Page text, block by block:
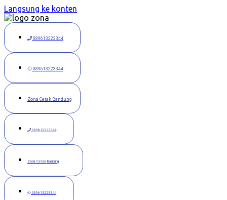
Langsung ke konten
089613223344
089613223344
Zona Cetak Bandung
089613223344
Zona Cetak Bandung
089613223344